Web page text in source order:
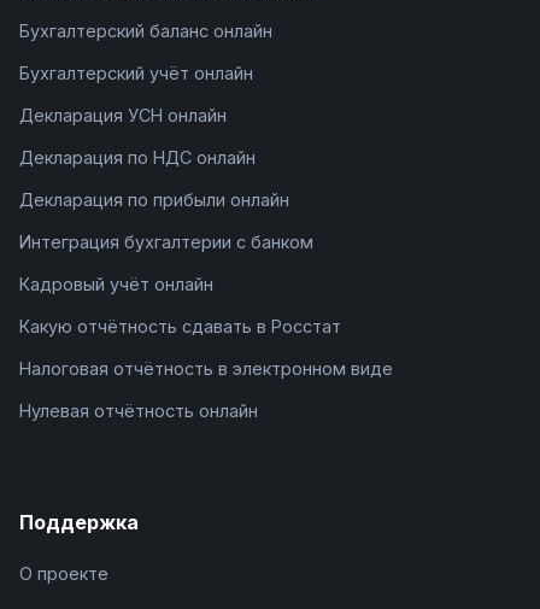
Бухгалтерский баланс онлайн
Бухгалтерский учёт онлайн
Декларация УСН онлайн
Декларация по НДС онлайн
Декларация по прибыли онлайн
Интеграция бухгалтерии с банком
Кадровый учёт онлайн
Какую отчётность сдавать в Росстат
Налоговая отчётность в электронном виде
Нулевая отчётность онлайн
Поддержка
О проекте